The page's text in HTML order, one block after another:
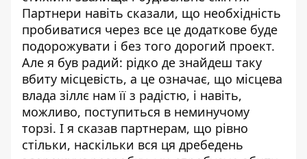
Партнери навіть сказали, що необхідність
пробиватися через все це додаткове буде
подорожувати і без того дорогий проект.
Але я був радий: рідко де знайдеш таку
вбиту місцевість, а це означає, що місцева
влада зіллє нам її з радістю, і навіть,
можливо, поступиться в неминучому
торзі. І я сказав партнерам, що рівно
стільки, наскільки вся ця дребедень